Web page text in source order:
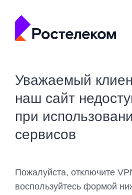
Уважаемый
наш сайт
при
сервисов
Пожалуйста, отключите
воспользуйтесь формой